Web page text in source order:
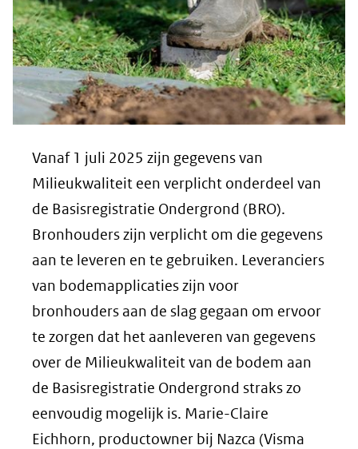
Vanaf 1 juli 2025 zijn gegevens van
Milieukwaliteit een verplicht onderdeel van
de Basisregistratie Ondergrond (BRO).
Bronhouders zijn verplicht om die gegevens
aan te leveren en te gebruiken. Leveranciers
van bodemapplicaties zijn voor
bronhouders aan de slag gegaan om ervoor
te zorgen dat het aanleveren van gegevens
over de Milieukwaliteit van de bodem aan
de Basisregistratie Ondergrond straks zo
eenvoudig mogelijk is. Marie-Claire
Eichhorn, productowner bij Nazca (Visma